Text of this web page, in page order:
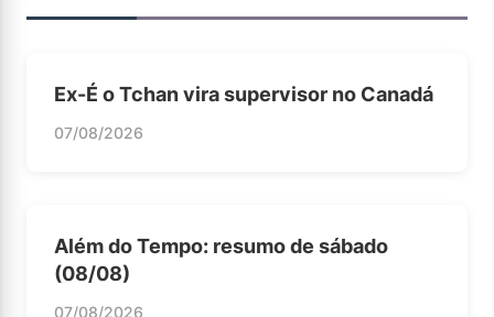
Ex-É o Tchan vira supervisor no Canadá
07/08/2026
Além do Tempo: resumo de sábado
(08/08)
07/08/2026